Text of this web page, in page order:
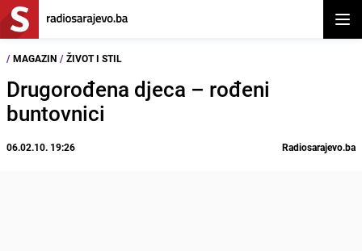
/ MAGAZIN / ŽIVOT I STIL
Drugorođena djeca – rođeni
buntovnici
06.02.10. 19:26 Radiosarajevo.ba